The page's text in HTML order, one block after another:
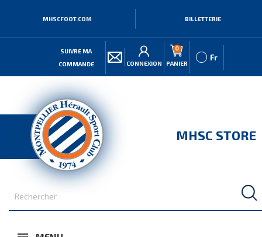
MHSCFOOT.COM BILLETTERIE
SUIVRE MA
COMMANDE
CONNEXION
0
PANIER
Fr
MHSC STORE